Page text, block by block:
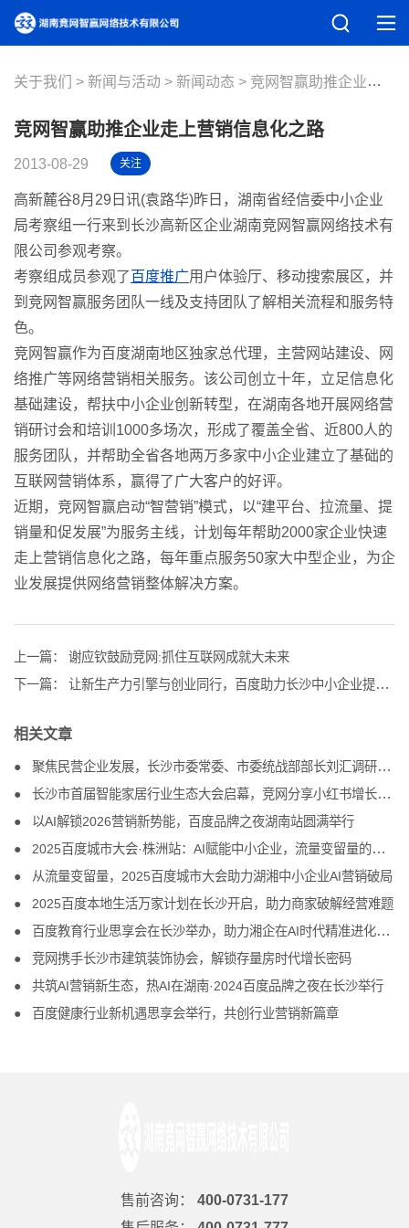
关于我们 新闻与活动 新闻动态 竞网智赢助推企业走上营销信息化之路
竞网智赢助推企业走上营销信息化之路
2013-08-29 关注
高新麓谷8月29日讯(袁路华)昨日，湖南省经信委中小企业
局考察组一行来到长沙高新区企业湖南竞网智赢网络技术有
限公司参观考察。
考察组成员参观了百度推广用户体验厅、移动搜索展区，并
到竞网智赢服务团队一线及支持团队了解相关流程和服务特
色。
竞网智赢作为百度湖南地区独家总代理，主营网站建设、网
络推广等网络营销相关服务。该公司创立十年，立足信息化
基础建设，帮扶中小企业创新转型，在湖南各地开展网络营
销研讨会和培训1000多场次，形成了覆盖全省、近800人的
服务团队，并帮助全省各地两万多家中小企业建立了基础的
互联网营销体系，赢得了广大客户的好评。
近期，竞网智赢启动“智营销”模式，以“建平台、拉流量、提
销量和促发展”为服务主线，计划每年帮助2000家企业快速
走上营销信息化之路，每年重点服务50家大中型企业，为企
业发展提供网络营销整体解决方案。
上一篇：
谢应钦鼓励竞网:抓住互联网成就大未来
下一篇：
让新生产力引擎与创业同行，百度助力长沙中小企业提升企业营销能力
相关文章
聚焦民营企业发展，长沙市委常委、市委统战部部长刘汇调研竞网
长沙市首届智能家居行业生态大会启幕，竞网分享小红书增长方案
以AI解锁2026营销新势能，百度品牌之夜湖南站圆满举行
2025百度城市大会·株洲站：AI赋能中小企业，流量变留量的破局之道
从流量变留量，2025百度城市大会助力湖湘中小企业AI营销破局
2025百度本地生活万家计划在长沙开启，助力商家破解经营难题
百度教育行业思享会在长沙举办，助力湘企在AI时代精准进化、把握商机
竞网携手长沙市建筑装饰协会，解锁存量房时代增长密码
共筑AI营销新生态，热AI在湖南·2024百度品牌之夜在长沙举行
百度健康行业新机遇思享会举行，共创行业营销新篇章
售前咨询：
400-0731-177